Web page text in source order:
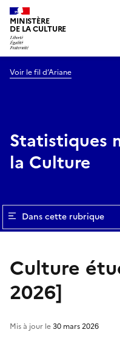
MINISTÈRE
DE LA CULTURE
Voir le fil d’Ariane
Statistiques
la Culture
Dans cette rubrique
Culture
2026]
Mis à jour le30 mars 2026